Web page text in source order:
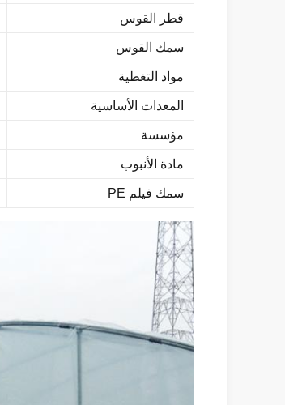
قطر القوس
سمك القوس
مواد التغطية
المعدات الأساسية
مؤسسة
مادة الأنبوب
سمك فيلم PE